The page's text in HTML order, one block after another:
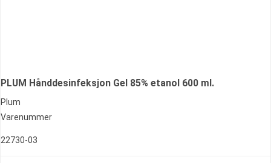
PLUM Hånddesinfeksjon Gel 85% etanol 600 ml.
Plum
Varenummer
22730-03